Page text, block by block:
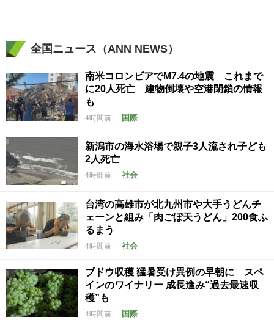
全国ニュース（ANN NEWS）
南米コロンビアでM7.4の地震 これまで
に20人死亡 建物倒壊や空港閉鎖の情報
も
4時間前 国際
新潟市の海水浴場で親子3人流され子ども
2人死亡
4時間前 社会
台湾の高雄市が北九州市や大手うどんチ
ェーンと組み「肉ごぼ天うどん」200食ふ
るまう
4時間前 社会
ブドウ収穫 猛暑受け異例の早朝に スペ
インのワイナリー 成長進み“過去最速収
穫”も
4時間前 国際